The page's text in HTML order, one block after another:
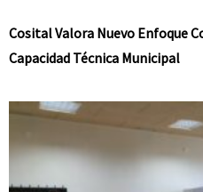
Cosital Valora Nuevo Enfoque
Capacidad Técnica Municipal